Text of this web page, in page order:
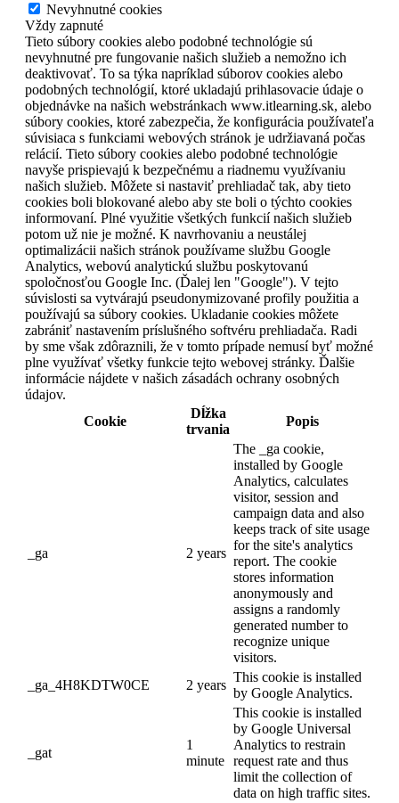
Nevyhnutné cookies
Vždy zapnuté
Tieto súbory cookies alebo podobné technológie sú
nevyhnutné pre fungovanie našich služieb a nemožno ich
deaktivovať. To sa týka napríklad súborov cookies alebo
podobných technológií, ktoré ukladajú prihlasovacie údaje o
objednávke na našich webstránkach www.itlearning.sk, alebo
súbory cookies, ktoré zabezpečia, že konfigurácia používateľa
súvisiaca s funkciami webových stránok je udržiavaná počas
relácií. Tieto súbory cookies alebo podobné technológie
navyše prispievajú k bezpečnému a riadnemu využívaniu
našich služieb. Môžete si nastaviť prehliadač tak, aby tieto
cookies boli blokované alebo aby ste boli o týchto cookies
informovaní. Plné využitie všetkých funkcií našich služieb
potom už nie je možné. K navrhovaniu a neustálej
optimalizácii našich stránok používame službu Google
Analytics, webovú analytickú službu poskytovanú
spoločnosťou Google Inc. (Ďalej len "Google"). V tejto
súvislosti sa vytvárajú pseudonymizované profily použitia a
používajú sa súbory cookies. Ukladanie cookies môžete
zabrániť nastavením príslušného softvéru prehliadača. Radi
by sme však zdôraznili, že v tomto prípade nemusí byť možné
plne využívať všetky funkcie tejto webovej stránky. Ďalšie
informácie nájdete v našich zásadách ochrany osobných
údajov.
Cookie
Dĺžka
trvania
Popis
_ga 2 years
The _ga cookie,
installed by Google
Analytics, calculates
visitor, session and
campaign data and also
keeps track of site usage
for the site's analytics
report. The cookie
stores information
anonymously and
assigns a randomly
generated number to
recognize unique
visitors.
_ga_4H8KDTW0CE
2 years
This cookie is installed
by Google Analytics.
_gat
1
minute
This cookie is installed
by Google Universal
Analytics to restrain
request rate and thus
limit the collection of
data on high traffic sites.